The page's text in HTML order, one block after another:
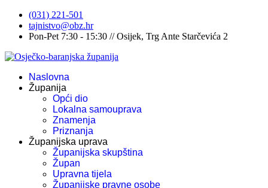
(031) 221-501
tajnistvo@obz.hr
Pon-Pet 7:30 - 15:30 // Osijek, Trg Ante Starčevića 2
Naslovna
Županija
Opći dio
Lokalna samouprava
Znamenja
Priznanja
Županijska uprava
Županijska skupština
Župan
Upravna tijela
Županijske pravne osobe